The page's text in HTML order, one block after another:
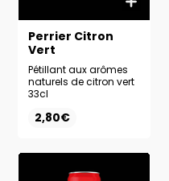
Perrier Citron
Vert
Pétillant aux arômes
naturels de citron vert
33cl
2,80€